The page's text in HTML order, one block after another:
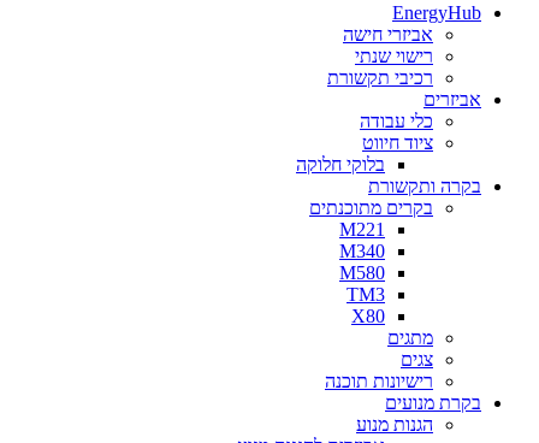
EnergyHub
אביזרי חישה
רישוי שנתי
רכיבי תקשורת
אביזרים
כלי עבודה
ציוד חיווט
בלוקי חלוקה
בקרה ותקשורת
בקרים מתוכנתים
M221
M340
M580
TM3
X80
מתגים
צגים
רישיונות תוכנה
בקרת מנועים
הגנות מנוע